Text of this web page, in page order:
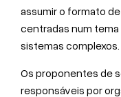
assumir o formato
centradas num
sistemas complexos.
Os proponentes de
responsáveis por